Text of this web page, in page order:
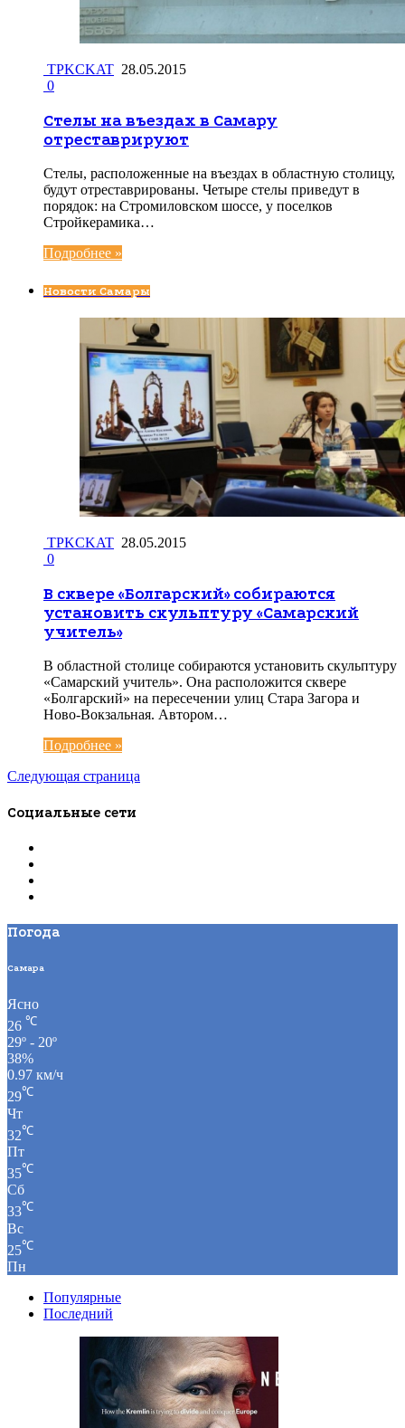
TPKCKAT 28.05.2015
0
Стелы на въездах в Самару
отреставрируют
Стелы, расположенные на въездах в областную столицу,
будут отреставрированы. Четыре стелы приведут в
порядок: на Стромиловском шоссе, у поселков
Стройкерамика…
Подробнее »
Новости Самары
TPKCKAT 28.05.2015
0
В сквере «Болгарский» собираются
установить скульптуру «Самарский
учитель»
В областной столице собираются установить скульптуру
«Самарский учитель». Она расположится сквере
«Болгарский» на пересечении улиц Стара Загора и
Ново-Вокзальная. Автором…
Подробнее »
Следующая страница
Социальные сети
Погода
Самара
Ясно
26 ℃
29º - 20º
38%
0.97 км/ч
29℃
Чт
32℃
Пт
35℃
Сб
33℃
Вс
25℃
Пн
Популярные
Последний